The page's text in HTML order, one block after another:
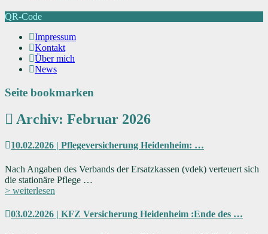
QR-Code
Impressum
Kontakt
Über mich
News
Seite bookmarken
Archiv: Februar 2026
10.02.2026 | Pflegeversicherung Heidenheim: …
Nach Angaben des Verbands der Ersatzkassen (vdek) verteuert sich
die stationäre Pflege …
> weiterlesen
03.02.2026 | KFZ Versicherung Heidenheim :Ende des …